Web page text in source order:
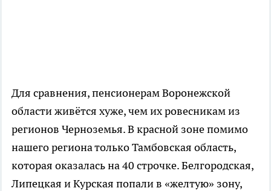
Для сравнения, пенсионерам Воронежской
области живётся хуже, чем их ровесникам из
регионов Черноземья. В красной зоне помимо
нашего региона только Тамбовская область,
которая оказалась на 40 строчке. Белгородская,
Липецкая и Курская попали в «желтую» зону,